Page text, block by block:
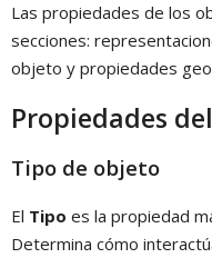
Las propiedades de los
secciones:
objeto y propiedades
Propiedades
Tipo de objeto
El Tipo es la propiedad
Determina cómo